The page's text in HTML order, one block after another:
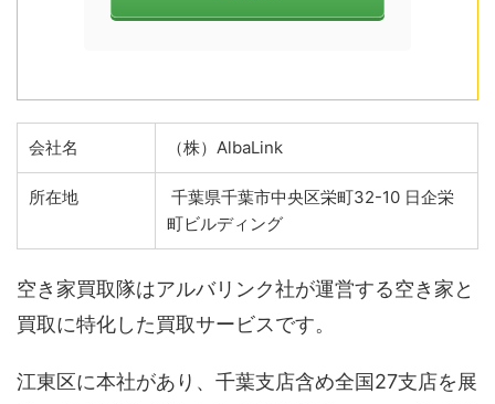
会社名 （株）AlbaLink
所在地
千葉県千葉市中央区栄町32-10 日企栄
町ビルディング
空き家買取隊はアルバリンク社が運営する空き家と
買取に特化した買取サービスです。
江東区に本社があり、千葉支店含め全国27支店を展